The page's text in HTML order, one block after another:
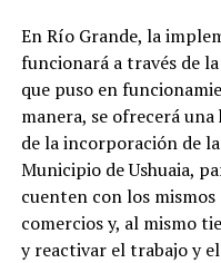
En Río Grande, la
funcionará a través de la
que puso en
manera, se ofrecerá
de la incorporación de
Municipio de Ushuaia,
cuenten con los
comercios y, al mismo
y reactivar el trabajo y